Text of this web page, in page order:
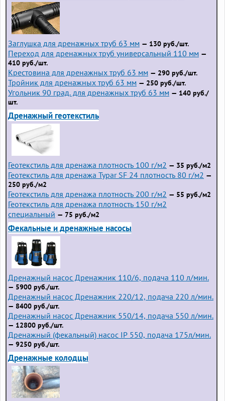
Заглушка для дренажных труб 63 мм — 130 руб./шт.
Переход для дренажных труб универсальный 110 мм —
410 руб./шт.
Крестовина для дренажных труб 63 мм — 290 руб./шт.
Тройник для дренажных труб 63 мм — 250 руб./шт.
Угольник 90 град. для дренажных труб 63 мм — 140 руб./
шт.
Дренажный геотекстиль
Геотекстиль для дренажа плотность 100 г/м2 — 35 руб./м2
Геотекстиль для дренажа Typar SF 24 плотность 80 г/м2 —
250 руб./м2
Геотекстиль для дренажа плотность 200 г/м2 — 55 руб./м2
Геотекстиль для дренажа плотность 150 г/м2
специальный — 75 руб./м2
Фекальные и дренажные насосы
Дренажный насос Дренажник 110/6, подача 110 л/мин.
— 5900 руб./шт.
Дренажный насос Дренажник 220/12, подача 220 л/мин.
— 8400 руб./шт.
Дренажный насос Дренажник 550/14, подача 550 л/мин.
— 12800 руб./шт.
Дренажный (фекальный) насос IP 550, подача 175л/мин.
— 9250 руб./шт.
Дренажные колодцы